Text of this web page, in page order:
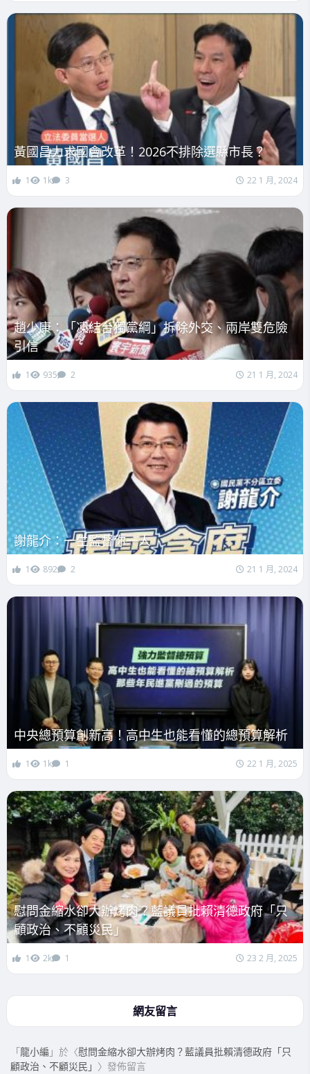
黃國昌力求國會改革！2026不排除選縣市長？
1 1k 3 22 1 月, 2024
趙少康：「凍結台獨黨綱」拆除外交、兩岸雙危險
引信
1 935 2 21 1 月, 2024
謝龍介：一生監督你一人
1 892 2 21 1 月, 2024
中央總預算創新高！高中生也能看懂的總預算解析
1 1k 1 22 1 月, 2025
慰問金縮水卻大辦烤肉？藍議員批賴清德政府「只
顧政治、不顧災民」
1 2k 1 23 2 月, 2025
網友留言
「龍小編 」於〈慰問金縮水卻大辦烤肉？藍議員批賴清德政府「只
顧政治、不顧災民」 〉發佈留言